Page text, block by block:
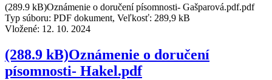
(289.9 kB)Oznámenie o doručení písomnosti- Gašparová.pdf.pdf
Typ súboru: PDF dokument, Veľkosť: 289,9 kB
Vložené: 12. 10. 2024
(288.9 kB)Oznámenie o doručení
písomnosti- Hakel.pdf